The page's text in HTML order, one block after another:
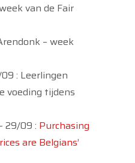
van de Fair
– week
: Leerlingen
voeding tijdens
29/09 : Purchasing
are Belgians’